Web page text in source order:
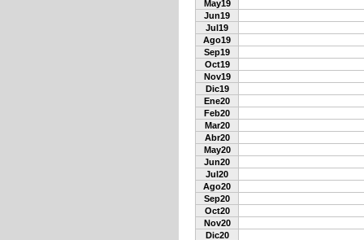
May19
Jun19
Jul19
Ago19
Sep19
Oct19
Nov19
Dic19
Ene20
Feb20
Mar20
Abr20
May20
Jun20
Jul20
Ago20
Sep20
Oct20
Nov20
Dic20